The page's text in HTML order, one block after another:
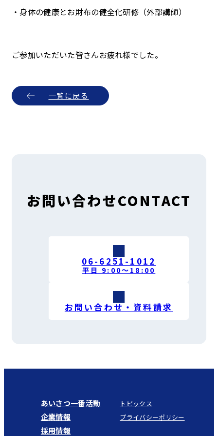
・身体の健康とお財布の健全化研修（外部講師）
ご参加いただいた皆さんお疲れ様でした。
一覧に戻る
お問い合わせCONTACT
06-6251-1012
平日 9:00〜18:00
お問い合わせ・資料請求
あいさつ一番活動
企業情報
採用情報
トピックス
プライバシーポリシー